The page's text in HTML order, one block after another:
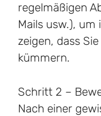
regelmäßigen
Mails usw.), um
zeigen, dass
kümmern.
Schritt 2 –
Nach einer